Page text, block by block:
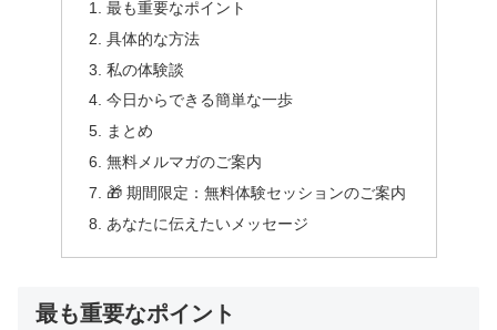
最も重要なポイント
具体的な方法
私の体験談
今日からできる簡単な一歩
まとめ
無料メルマガのご案内
🎁 期間限定：無料体験セッションのご案内
あなたに伝えたいメッセージ
最も重要なポイント